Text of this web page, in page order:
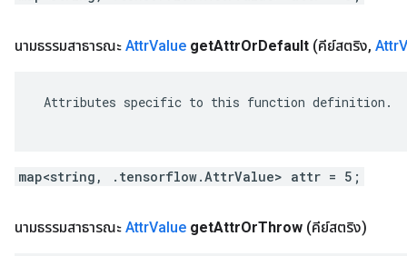
นามธรรมสาธารณะ AttrValue getAttrOrDefault (คีย์สตริง, Attr
Attributes specific to this function definition.
map<string, .tensorflow.AttrValue> attr = 5;
นามธรรมสาธารณะ AttrValue getAttrOrThrow (คีย์สตริง)